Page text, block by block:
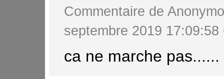
Commentaire de
septembre 2019
ca ne marche pas......